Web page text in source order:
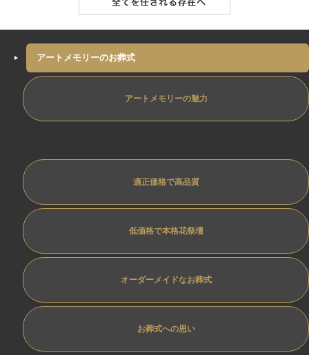
アートメモリーのお葬式
アートメモリーの魅力
適正価格で高品質
低価格で本格花祭壇
オーダーメイドなお葬式
お葬式への思い